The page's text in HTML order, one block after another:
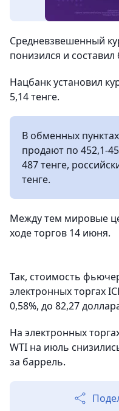
Средневзвешенный
понизился и составил
Нацбанк установил
5,14 тенге.
В обменных
продают по 452,1-
487 тенге,
тенге.
Между тем мировые
ходе торгов 14 июня.
Так, стоимость
электронных торгах
0,58%, до 82,27
На электронных
WTI на июль
за баррель.